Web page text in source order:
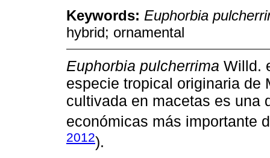
Keywords: Euphorbia
hybrid; ornamental
Euphorbia pulcherrima Willd.
especie tropical originaria de
cultivada en macetas es una
económicas más importante
2012).